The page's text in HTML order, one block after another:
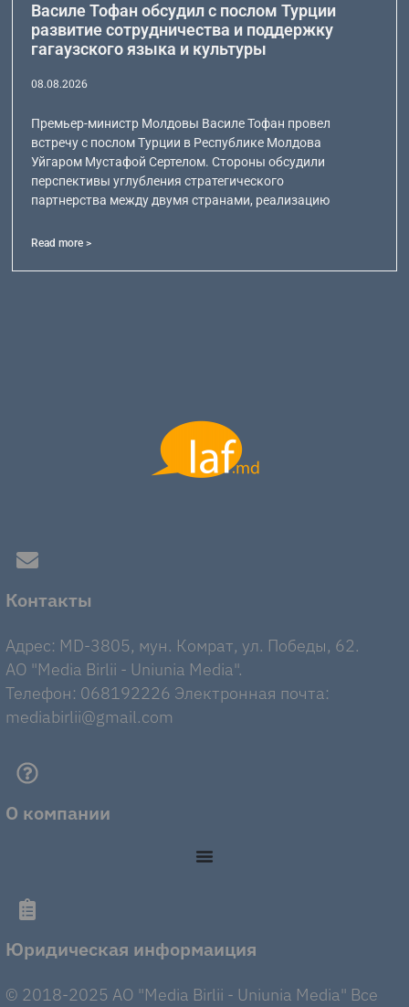
Василе Тофан обсудил с послом Турции
развитие сотрудничества и поддержку
гагаузского языка и культуры
08.08.2026
Премьер-министр Молдовы Василе Тофан провел
встречу с послом Турции в Республике Молдова
Уйгаром Мустафой Сертелом. Стороны обсудили
перспективы углубления стратегического
партнерства между двумя странами, реализацию
Read more >
Контакты
Адрес: MD-3805, мун. Комрат, ул. Победы, 62.
AO "Media Birlii - Uniunia Media".
Телефон: 068192226 Электронная почта:
mediabirlii@gmail.com
О компании
Юридическая информаиция
© 2018-2025 AO "Media Birlii - Uniunia Media" Все